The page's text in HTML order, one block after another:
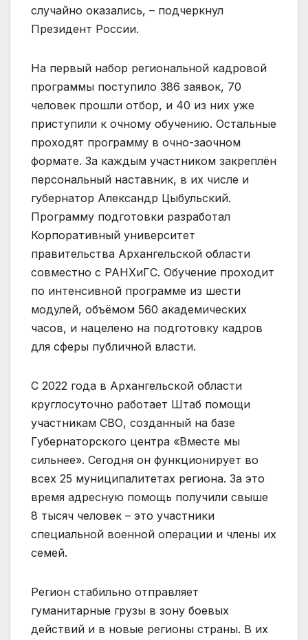
случайно оказались, – подчеркнул
Президент России.
На первый набор региональной кадровой
программы поступило 386 заявок, 70
человек прошли отбор, и 40 из них уже
приступили к очному обучению. Остальные
проходят программу в очно-заочном
формате. За каждым участником закреплён
персональный наставник, в их числе и
губернатор Александр Цыбульский.
Программу подготовки разработал
Корпоративный университет
правительства Архангельской области
совместно с РАНХиГС. Обучение проходит
по интенсивной программе из шести
модулей, объёмом 560 академических
часов, и нацелено на подготовку кадров
для сферы публичной власти.
С 2022 года в Архангельской области
круглосуточно работает Штаб помощи
участникам СВО, созданный на базе
Губернаторского центра «Вместе мы
сильнее». Сегодня он функционирует во
всех 25 муниципалитетах региона. За это
время адресную помощь получили свыше
8 тысяч человек – это участники
специальной военной операции и члены их
семей.
Регион стабильно отправляет
гуманитарные грузы в зону боевых
действий и в новые регионы страны. В их